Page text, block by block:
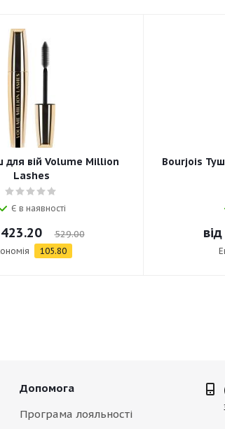
для вій Volume Million
Lashes
Є в наявності
423.20 529.00
105.80
Bourjois
від
Допомога
Програма лояльності